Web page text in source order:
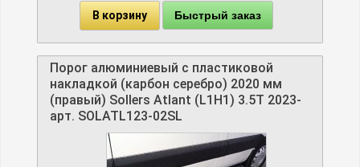
В корзину Быстрый заказ
Порог алюминиевый с пластиковой
накладкой (карбон серебро) 2020 мм
(правый) Sollers Atlant (L1H1) 3.5T 2023-
арт. SOLATL123-02SL